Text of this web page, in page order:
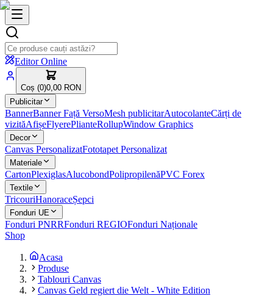
Editor Online
Coș (0)0,00 RON
Publicitar
BannerBanner Față VersoMesh publicitarAutocolanteCărți de
vizităAfișeFlyerePlianteRollupWindow Graphics
Decor
Canvas PersonalizatFototapet Personalizat
Materiale
CartonPlexiglasAlucobondPolipropilenăPVC Forex
Textile
TricouriHanoraceȘepci
Fonduri UE
Fonduri PNRRFonduri REGIOFonduri Naționale
Shop
Acasa
Produse
Tablouri Canvas
Canvas Geld regiert die Welt - White Edition